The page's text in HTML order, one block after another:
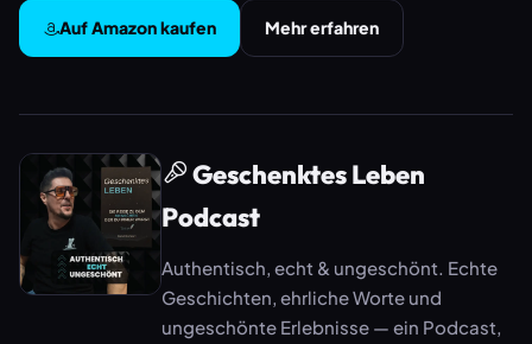
Auf Amazon kaufen Mehr erfahren
Geschenktes Leben
Podcast
Authentisch, echt & ungeschönt. Echte
Geschichten, ehrliche Worte und
ungeschönte Erlebnisse — ein Podcast,